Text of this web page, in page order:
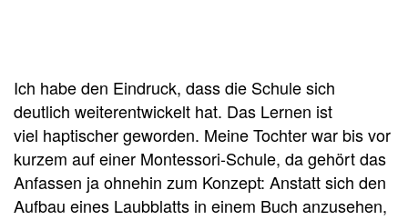
Ich habe den Eindruck, dass die Schule sich
deutlich weiterentwickelt hat. Das Lernen ist
viel haptischer geworden. Meine Tochter war bis vor
kurzem auf einer Montessori-Schule, da gehört das
Anfassen ja ohnehin zum Konzept: Anstatt sich den
Aufbau eines Laubblatts in einem Buch anzusehen,